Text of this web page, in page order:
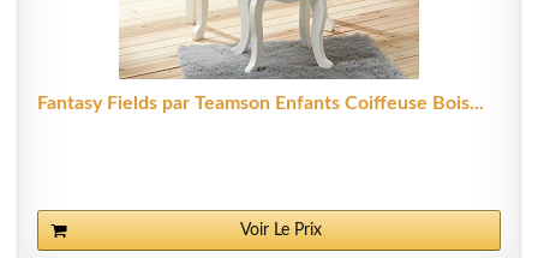
Fantasy Fields par Teamson Enfants Coiffeuse Bois...
Voir Le Prix